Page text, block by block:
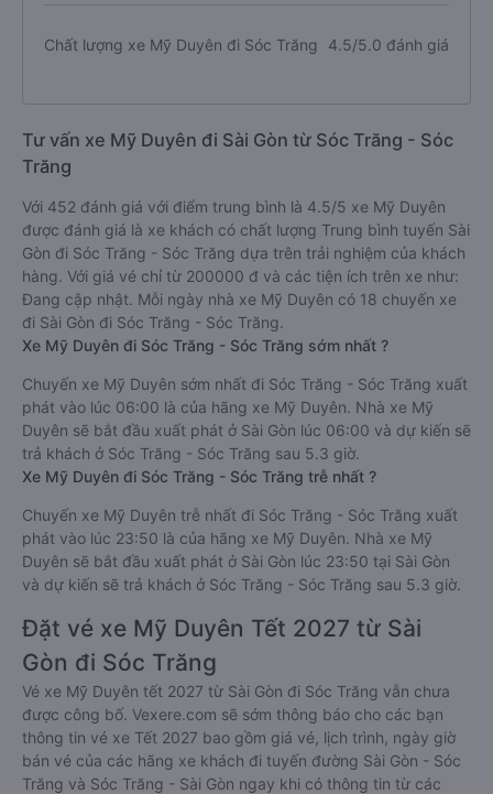
Chất lượng xe Mỹ Duyên đi Sóc Trăng 4.5/5.0 đánh giá
Tư vấn xe Mỹ Duyên đi Sài Gòn từ Sóc Trăng - Sóc
Trăng
Với 452 đánh giá với điểm trung bình là 4.5/5 xe Mỹ Duyên
được đánh giá là xe khách có chất lượng Trung bình tuyến Sài
Gòn đi Sóc Trăng - Sóc Trăng dựa trên trải nghiệm của khách
hàng. Với giá vé chỉ từ 200000 đ và các tiện ích trên xe như:
Đang cập nhật. Mỗi ngày nhà xe Mỹ Duyên có 18 chuyến xe
đi Sài Gòn đi Sóc Trăng - Sóc Trăng.
Xe Mỹ Duyên đi Sóc Trăng - Sóc Trăng sớm nhất ?
Chuyến xe Mỹ Duyên sớm nhất đi Sóc Trăng - Sóc Trăng xuất
phát vào lúc 06:00 là của hãng xe Mỹ Duyên. Nhà xe Mỹ
Duyên sẽ bắt đầu xuất phát ở Sài Gòn lúc 06:00 và dự kiến sẽ
trả khách ở Sóc Trăng - Sóc Trăng sau 5.3 giờ.
Xe Mỹ Duyên đi Sóc Trăng - Sóc Trăng trễ nhất ?
Chuyến xe Mỹ Duyên trễ nhất đi Sóc Trăng - Sóc Trăng xuất
phát vào lúc 23:50 là của hãng xe Mỹ Duyên. Nhà xe Mỹ
Duyên sẽ bắt đầu xuất phát ở Sài Gòn lúc 23:50 tại Sài Gòn
và dự kiến sẽ trả khách ở Sóc Trăng - Sóc Trăng sau 5.3 giờ.
Đặt vé xe Mỹ Duyên Tết 2027 từ Sài
Gòn đi Sóc Trăng
Vé xe Mỹ Duyên tết 2027 từ Sài Gòn đi Sóc Trăng vẫn chưa
được công bố. Vexere.com sẽ sớm thông báo cho các bạn
thông tin vé xe Tết 2027 bao gồm giá vé, lịch trình, ngày giờ
bán vé của các hãng xe khách đi tuyến đường Sài Gòn - Sóc
Trăng và Sóc Trăng - Sài Gòn ngay khi có thông tin từ các